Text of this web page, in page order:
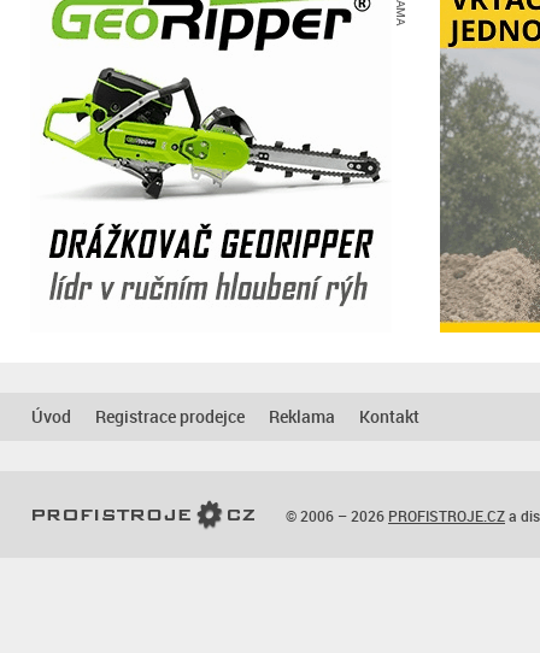
Úvod Registrace prodejce Reklama Kontakt
© 2006 – 2026 PROFISTROJE.CZa